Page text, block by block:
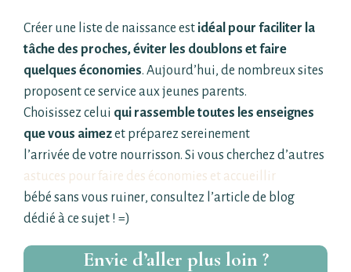
Créer une liste de naissance est idéal pour faciliter la
tâche des proches, éviter les doublons etfaire
quelques économies. Aujourd’hui, de nombreux sites
proposent ce service aux jeunes parents.
Choisissez celui qui rassemble toutes les enseignes
que vous aimezet préparez sereinement
l’arrivée de votre nourrisson. Si vous cherchez d’autres
astuces pour faire des économies et accueillir
bébé sans vous ruiner, consultez l’article de blog
dédié à ce sujet ! =)
Envie d’aller plus loin ?